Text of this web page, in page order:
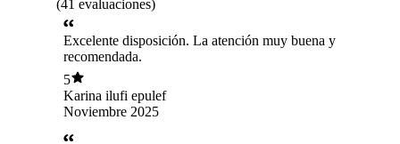
(41 evaluaciones)
Excelente disposición. La atención muy buena y
recomendada.
5
Karina ilufi epulef
Noviembre 2025